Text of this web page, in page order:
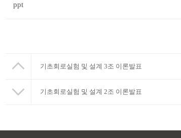
ppt
기초회로실험 및 설계 3조 이론발표
기초회로실험 및 설계 2조 이론발표